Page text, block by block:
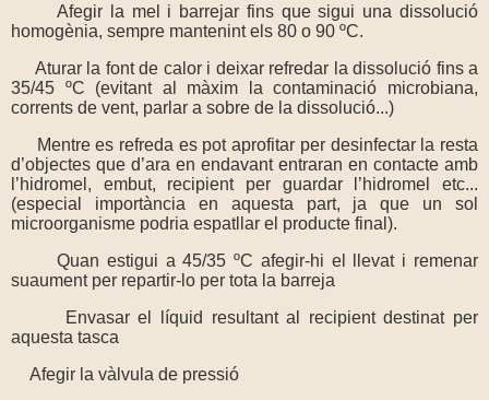
Afegir la mel i barrejar fins que sigui una dissolució
homogènia, sempre mantenint els 80 o 90 ºC.
Aturar la font de calor i deixar refredar la dissolució fins a
35/45 ºC (evitant al màxim la contaminació microbiana,
corrents de vent, parlar a sobre de la dissolució...)
Mentre es refreda es pot aprofitar per desinfectar la resta
d’objectes que d’ara en endavant entraran en contacte amb
l’hidromel, embut, recipient per guardar l’hidromel etc...
(especial importància en aquesta part, ja que un sol
microorganisme podria espatllar el producte final).
Quan estigui a 45/35 ºC afegir-hi el llevat i remenar
suaument per repartir-lo per tota la barreja
Envasar el líquid resultant al recipient destinat per
aquesta tasca
Afegir la vàlvula de pressió